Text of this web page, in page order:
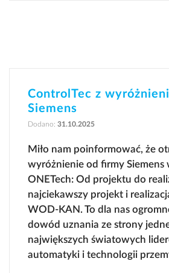
ControlTec z
Siemens
Dodano: 31.10.2025
Miło nam poinformować, że
wyróżnienie od firmy Siemens
ONETech: Od projektu do
najciekawszy projekt i
WOD-KAN. To dla nas
dowód uznania ze strony
największych światowych
automatyki i technologii